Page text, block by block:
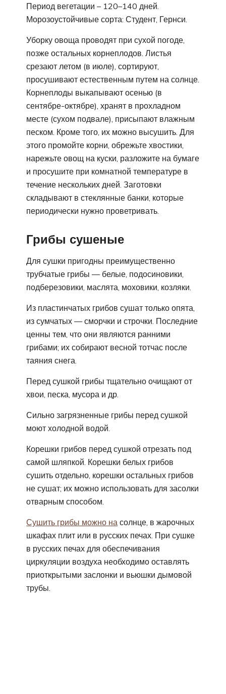
Период вегетации – 120–140 дней.
Морозоустойчивые сорта: Студент, Гернси.
Уборку овоща проводят при сухой погоде,
позже остальных корнеплодов. Листья
срезают летом (в июле), сортируют,
просушивают естественным путем на солнце.
Корнеплоды выкапывают осенью (в
сентябре-октябре), хранят в прохладном
месте (сухом подвале), присыпают влажным
песком. Кроме того, их можно высушить. Для
этого промойте корни, обрежьте хвостики,
нарежьте овощ на куски, разложите на бумаге
и просушите при комнатной температуре в
течение нескольких дней. Заготовки
складывают в стеклянные банки, которые
периодически нужно проветривать.
Грибы сушеные
Для сушки пригодны преимущественно
трубчатые грибы — белые, подосиновики,
подберезовики, маслята, моховики, козляки.
Из пластинчатых грибов сушат только опята,
из сумчатых — сморчки и строчки. Последние
ценны тем, что они являются ранними
грибами; их собирают весной тотчас после
таяния снега.
Перед сушкой грибы тщательно очищают от
хвои, песка, мусора и др.
Сильно загрязненные грибы перед сушкой
моют холодной водой.
Корешки грибов перед сушкой отрезать под
самой шляпкой. Корешки белых грибов
сушить отдельно, корешки остальных грибов
не сушат; их можно использовать для засолки
отварным способом.
Сушить грибы можно на солнце, в жарочных
шкафах плит или в русских печах. При сушке
в русских печах для обеспечивания
циркуляции воздуха необходимо оставлять
приоткрытыми заслонки и вьюшки дымовой
трубы.